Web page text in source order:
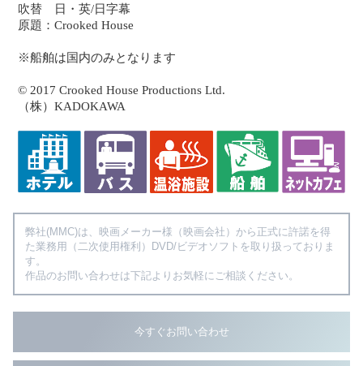
吹替 日・英/日字幕
原題：Crooked House
※船舶は国内のみとなります
© 2017 Crooked House Productions Ltd.
（株）KADOKAWA
弊社(MMC)は、映画メーカー様（映画会社）から正式に許諾を得
た業務用（二次使用権利）DVD/ビデオソフトを取り扱っておりま
す。
作品のお問い合わせは下記よりお気軽にご相談ください。
今すぐお問い合わせ